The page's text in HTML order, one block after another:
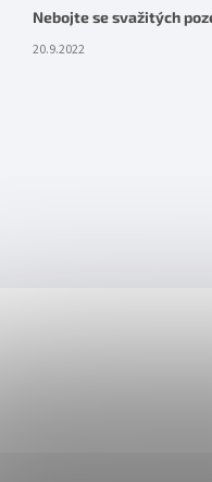
Nebojte se svažitých
20.9.2022